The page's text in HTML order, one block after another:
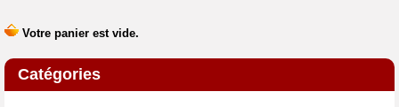
Catégories